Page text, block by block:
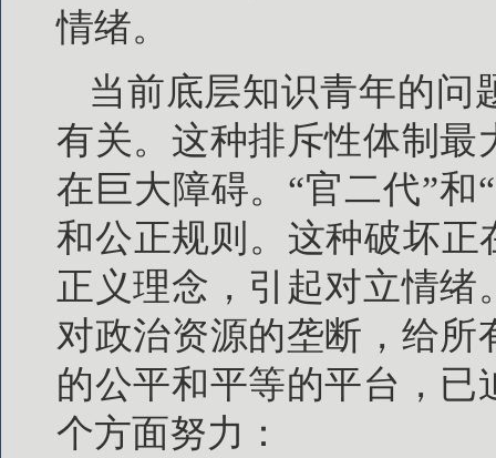
情绪。
当前底层知识青年的问
有关。这种排斥性体制最
在巨大障碍。“官二代”
和公正规则。这种破坏正
正义理念，引起对立情
对政治资源的垄断，给
的公平和平等的平台，
个方面努力：